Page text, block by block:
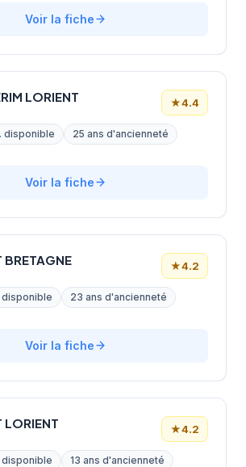
Voir la fiche
LORIENT ★4.4
disponible
25 ans d'ancienneté
Voir la fiche
★4.2
disponible
23 ans d'ancienneté
Voir la fiche
LORIENT ★4.2
disponible
13 ans d'ancienneté